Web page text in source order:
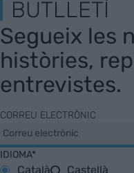
BUTLLETÍ
Segueix les
històries,
entrevistes.
CORREU ELECTRÒNIC
IDIOMA*
Català Castellà